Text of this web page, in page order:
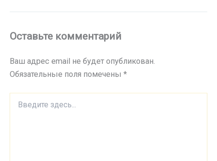
Оставьте комментарий
Ваш адрес email не будет опубликован.
Обязательные поля помечены *
здесь...